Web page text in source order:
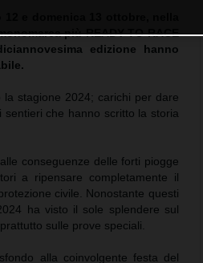
più READY TO RACE
edizione hanno
stagione 2024; carichi per dare
sentieri che hanno scritto la storia
conseguenze delle forti piogge
a ripensare completamente il
civile. Nonostante questi
ha visto il sole splendere sul
sulle prove speciali.
alla coinvolgente festa del